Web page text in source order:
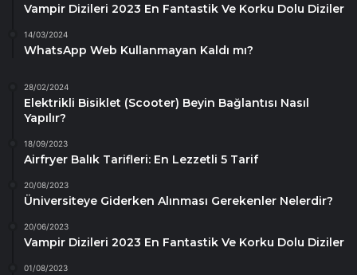
Vampir Dizileri 2023 En Fantastik Ve Korku Dolu Diziler
14/03/2024
WhatsApp Web Kullanmayan Kaldı mı?
28/02/2024
Elektrikli Bisiklet (Scooter) Beyin Bağlantısı Nasıl
Yapılır?
18/09/2023
Airfryer Balık Tarifleri: En Lezzetli 5 Tarif
20/08/2023
Üniversiteye Giderken Alınması Gerekenler Nelerdir?
20/06/2023
Vampir Dizileri 2023 En Fantastik Ve Korku Dolu Diziler
01/08/2023